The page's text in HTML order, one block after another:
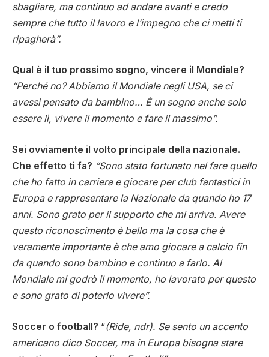
sbagliare, ma continuo ad andare avanti e credo
sempre che tutto il lavoro e l’impegno che ci metti ti
ripagherà”.
Qual è il tuo prossimo sogno, vincere il Mondiale?
“Perché no? Abbiamo il Mondiale negli USA, se ci
avessi pensato da bambino… È un sogno anche solo
essere lì, vivere il momento e fare il massimo”.
Sei ovviamente il volto principale della nazionale.
Che effetto ti fa? “Sono stato fortunato nel fare quello
che ho fatto in carriera e giocare per club fantastici in
Europa e rappresentare la Nazionale da quando ho 17
anni. Sono grato per il supporto che mi arriva. Avere
questo riconoscimento è bello ma la cosa che è
veramente importante è che amo giocare a calcio fin
da quando sono bambino e continuo a farlo. Al
Mondiale mi godrò il momento, ho lavorato per questo
e sono grato di poterlo vivere”.
Soccer o football? “(Ride, ndr). Se sento un accento
americano dico Soccer, ma in Europa bisogna stare